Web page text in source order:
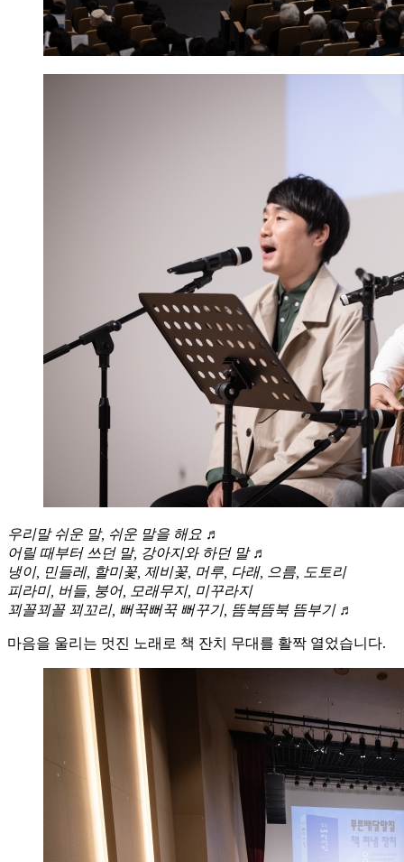
우리말 쉬운 말, 쉬운 말을 해요 ♬
어릴 때부터 쓰던 말, 강아지와 하던 말 ♬
냉이, 민들레, 할미꽃, 제비꽃, 머루, 다래, 으름, 도토리
피라미, 버들, 붕어, 모래무지, 미꾸라지
꾀꼴꾀꼴 꾀꼬리, 뻐꾹뻐꾹 뻐꾸기, 뜸북뜸북 뜸부기 ♬
마음을 울리는 멋진 노래로 책 잔치 무대를 활짝 열었습니다.